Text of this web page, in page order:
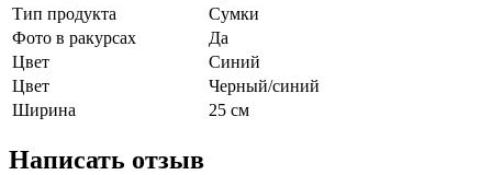
Тип продукта
Сумки
Фото в ракурсах
Да
Цвет
Синий
Цвет
Черный/синий
Ширина
25 см
Написать отзыв